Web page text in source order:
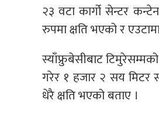
२३ वटा कार्गो सेन्टर
रुपमा क्षति भएको र
स्याँफ्रुबेसीबाट
गरेर १ हजार २ सय मिटर
धेरै क्षति भएको बताए ।